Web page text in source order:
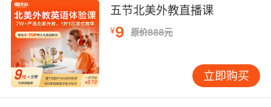
special?"（细节理解）、"How would you feel
if your best friend is famous?"（情感共
鸣）、"What life lesson do you learn from
Templeton?"（批判思维），三层递进推动阅读
速度与理解力的同步增长。
四、持续激励：保持学习动能
五节北美外教直播课
¥9 原价888元
立即购买